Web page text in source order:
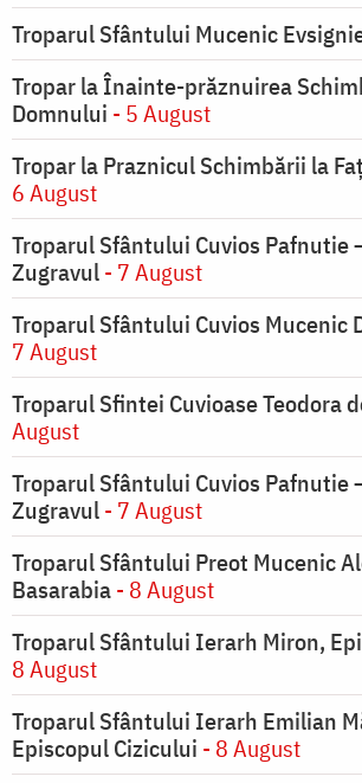
Troparul Sfântului Mucenic
Tropar la Înainte-prăznuirea
Domnului - 5 August
Tropar la Praznicul Schimbării la
6 August
Troparul Sfântului Cuvios Pafnutie
Zugravul- 7 August
Troparul Sfântului Cuvios Mucenic
7 August
Troparul Sfintei Cuvioase Teodora
August
Troparul Sfântului Cuvios Pafnutie
Zugravul- 7 August
Troparul Sfântului Preot Mucenic
Basarabia- 8 August
Troparul Sfântului Ierarh Miron,
8 August
Troparul Sfântului Ierarh Emilian
Episcopul Cizicului - 8 August